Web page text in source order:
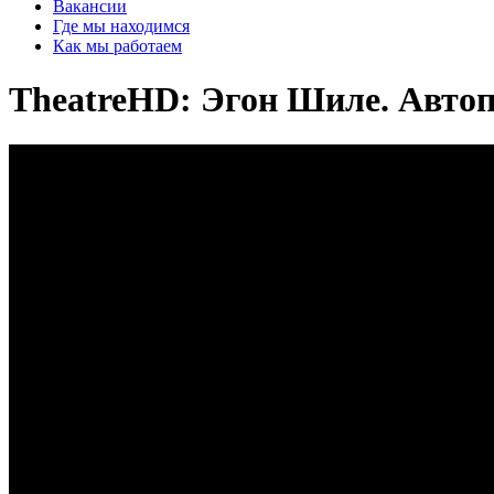
Вакансии
Где мы находимся
Как мы работаем
TheatreHD: Эгон Шиле.